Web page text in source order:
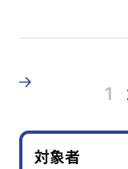
1
対象者